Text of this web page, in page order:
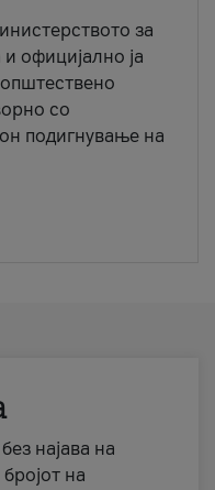
за
официјално ја
со
подигнување на
најава на
на